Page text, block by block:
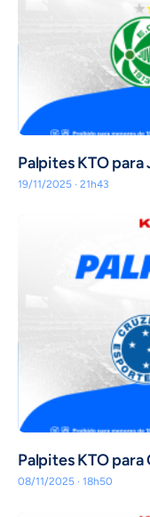
Palpites KTO
19/11/2025 · 21h43
Palpites KTO
08/11/2025 · 18h50